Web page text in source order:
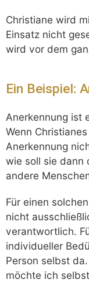
Christiane wird
Einsatz nicht
wird vor dem
Ein Beispiel:
Anerkennung ist
Wenn
Anerkennung
wie soll sie dann
andere
Für einen
nicht
verantwortlich.
individueller
Person selbst
möchte ich